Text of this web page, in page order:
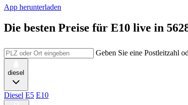
App herunterladen
Die besten Preise für E10 live in
Geben Sie eine Postleitzahl
diesel
Diesel E5 E10